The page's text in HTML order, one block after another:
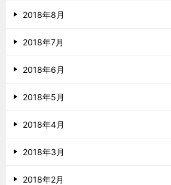
2018年8月
2018年7月
2018年6月
2018年5月
2018年4月
2018年3月
2018年2月